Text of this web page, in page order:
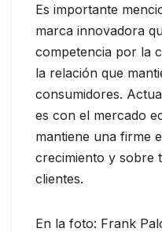
Es importante
marca innovadora
competencia por la
la relación que
consumidores.
es con el mercado
mantiene una firme
crecimiento y sobre
clientes.
En la foto: Frank